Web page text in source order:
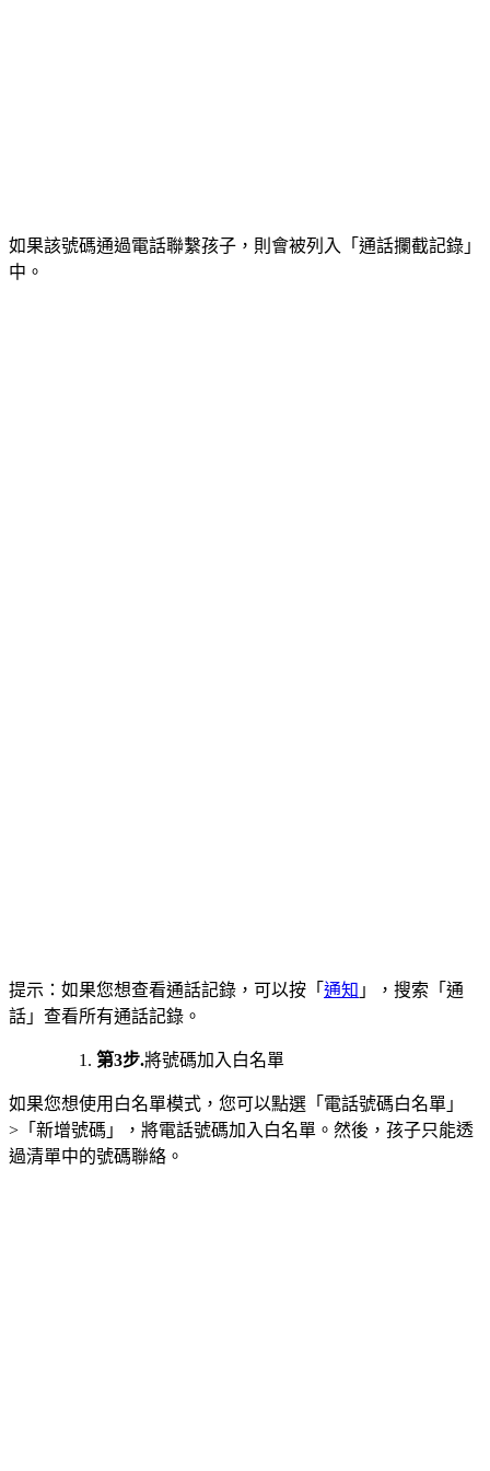
如果該號碼通過電話聯繫孩子，則會被列入「通話攔截記錄」
中。
提示：如果您想查看通話記錄，可以按「 通知 」，搜索「通
話」查看所有通話記錄。
第3步.將號碼加入白名單
如果您想使用白名單模式，您可以點選「電話號碼白名單」
>「新增號碼」，將電話號碼加入白名單。然後，孩子只能透
過清單中的號碼聯絡。